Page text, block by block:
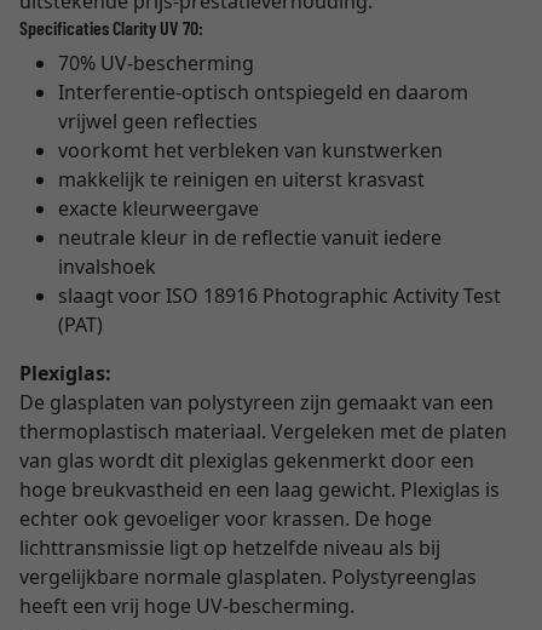
Specificaties Clarity UV 70:
70% UV-bescherming
Interferentie-optisch ontspiegeld en daarom
vrijwel geen reflecties
voorkomt het verbleken van kunstwerken
makkelijk te reinigen en uiterst krasvast
exacte kleurweergave
neutrale kleur in de reflectie vanuit iedere
invalshoek
slaagt voor ISO 18916 Photographic Activity Test
(PAT)
Plexiglas:
De glasplaten van polystyreen zijn gemaakt van een
thermoplastisch materiaal. Vergeleken met de platen
van glas wordt dit plexiglas gekenmerkt door een
hoge breukvastheid en een laag gewicht. Plexiglas is
echter ook gevoeliger voor krassen. De hoge
lichttransmissie ligt op hetzelfde niveau als bij
vergelijkbare normale glasplaten. Polystyreenglas
heeft een vrij hoge UV-bescherming.